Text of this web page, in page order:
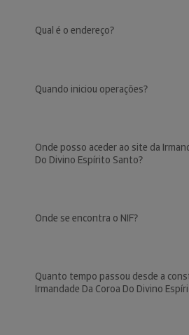
Qual é o endereço?
Quando iniciou operações?
Onde posso aceder ao site da
Do Divino Espírito Santo?
Onde se encontra o NIF?
Quanto tempo passou desde a
Irmandade Da Coroa Do Divino